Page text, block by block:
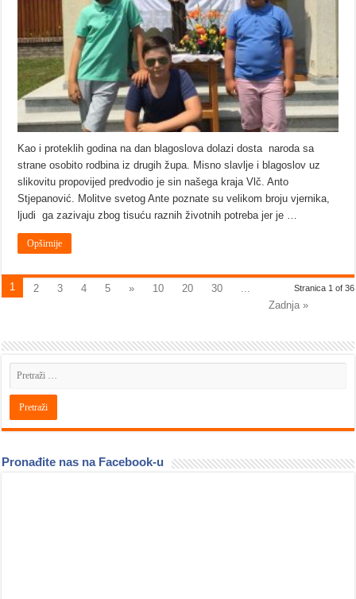
Kao i proteklih godina na dan blagoslova dolazi dosta naroda sa
strane osobito rodbina iz drugih župa. Misno slavlje i blagoslov uz
slikovitu propovijed predvodio je sin našega kraja Vlč. Anto
Stjepanović. Molitve svetog Ante poznate su velikom broju vjernika,
ljudi ga zazivaju zbog tisuću raznih životnih potreba jer je …
Opširnije
Stranica 1 of 36
1 2 3 4 5 » 10 20 30
Zadnja »
Pronađite nas na Facebook-u